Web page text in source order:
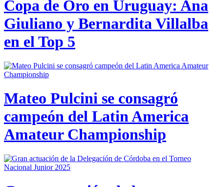
Copa de Oro en Uruguay: Ana
Giuliano y Bernardita Villalba
en el Top 5
Mateo Pulcini se consagró
campeón del Latin America
Amateur Championship